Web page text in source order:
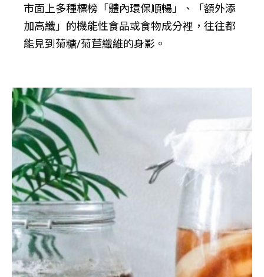
市面上多種標榜「體內環保順暢」、「額外添
加高纖」的機能性食品或食物成分裡，往往都
能見到菊糖/菊苣纖維的身影。